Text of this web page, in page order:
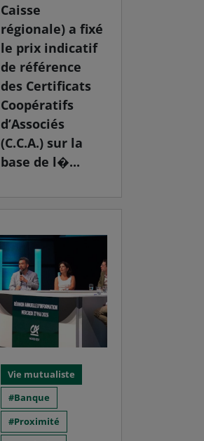
Caisse
régionale) a fixé
le prix indicatif
de référence
des Certificats
Coopératifs
d’Associés
(C.C.A.) sur la
base de l�...
Vie mutualiste
Banque
Proximité